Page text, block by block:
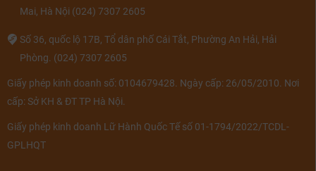
Mai, Hà Nội (024) 7307 2605
Số 36, quốc lộ 17B, Tổ dân phố Cái Tắt, Phường An Hải, Hải
Phòng. (024) 7307 2605
Giấy phép kinh doanh số: 0104679428. Ngày cấp: 26/05/2010. Nơi
cấp: Sở KH & ĐT TP Hà Nội.
Giấy phép kinh doanh Lữ Hành Quốc Tế số 01-1794/2022/TCDL-
GPLHQT